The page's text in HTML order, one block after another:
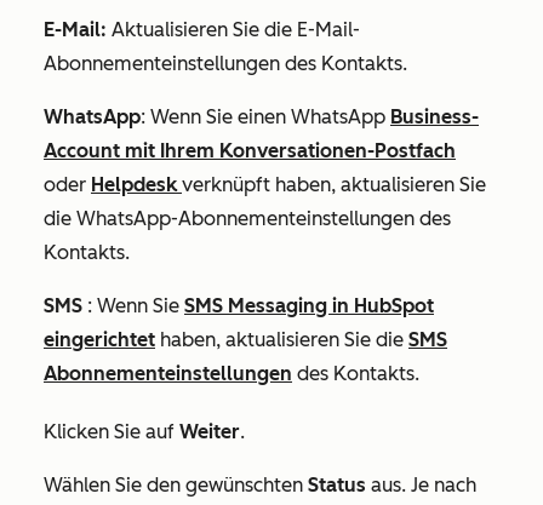
E-Mail: Aktualisieren Sie die E-Mail-
Abonnementeinstellungen des Kontakts.
WhatsApp: Wenn Sie einen WhatsApp Business-
Account mit Ihrem Konversationen-Postfach
oder Helpdeskverknüpft haben, aktualisieren Sie
die WhatsApp-Abonnementeinstellungen des
Kontakts.
SMS : Wenn Sie SMS Messaging in HubSpot
eingerichtet haben, aktualisieren Sie die SMS
Abonnementeinstellungen des Kontakts.
Klicken Sie auf Weiter.
Wählen Sie den gewünschten Status aus. Je nach